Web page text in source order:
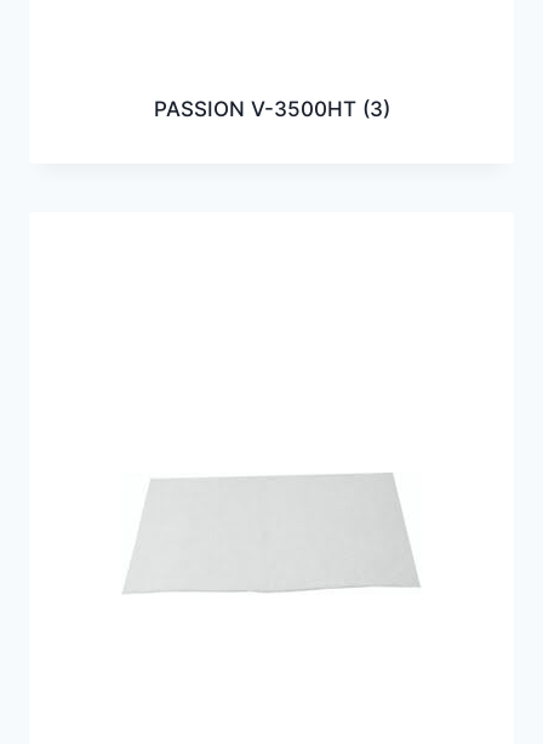
PASSION V-3500HT (3)